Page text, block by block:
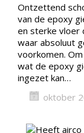
Ontzettend
van de epoxy
en sterke vloer
waar absoluut
voorkomen.
wat de epoxy
ingezet kan…
oktober